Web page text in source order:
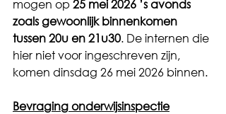
mogen op 25 mei 2026 ’s avonds
zoals gewoonlijk binnenkomen
tussen 20u en 21u30. De internen die
hier niet voor ingeschreven zijn,
komen dinsdag 26 mei 2026 binnen.
Bevraging onderwijsinspectie